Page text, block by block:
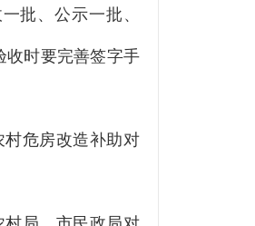
批、公示一批、
收时要完善签字手
村危房改造补助对